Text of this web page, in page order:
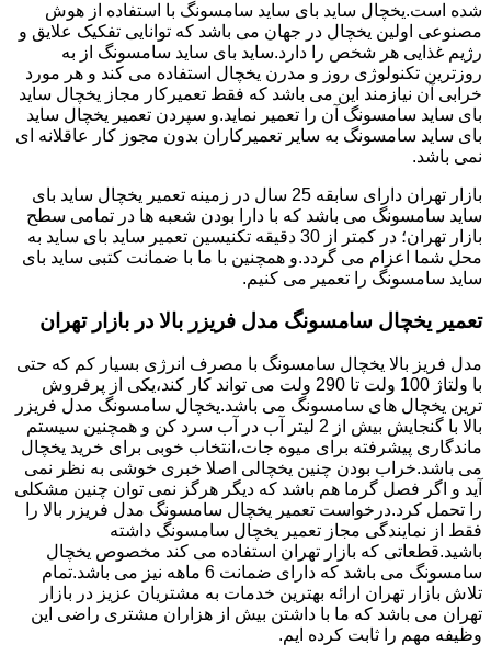
شده است.یخچال ساید بای ساید سامسونگ با استفاده از هوش
مصنوعی اولین یخچال در جهان می باشد که توانایی تفکیک علایق و
رژیم غذایی هر شخص را دارد.ساید بای ساید سامسونگ از به
روزترین تکنولوژی روز و مدرن یخچال استفاده می کند و هر مورد
خرابی آن نیازمند این می باشد که فقط تعمیرکار مجاز یخچال ساید
بای ساید سامسونگ آن را تعمیر نماید.و سپردن تعمیر یخچال ساید
بای ساید سامسونگ به سایر تعمیرکاران بدون مجوز کار عاقلانه ای
نمی باشد.
بازار تهران دارای سابقه 25 سال در زمینه تعمیر یخچال ساید بای
ساید سامسونگ می باشد که با دارا بودن شعبه ها در تمامی سطح
بازار تهران؛ در کمتر از 30 دقیقه تکنیسین تعمیر ساید بای ساید به
محل شما اعزام می گردد.و همچنین با ما با ضمانت کتبی ساید بای
ساید سامسونگ را تعمیر می کنیم.
تعمیر یخچال سامسونگ مدل فریزر بالا در بازار تهران
مدل فریز بالا یخچال سامسونگ با مصرف انرژی بسیار کم که حتی
با ولتاژ 100 ولت تا 290 ولت می تواند کار کند،یکی از پرفروش
ترین یخچال های سامسونگ می باشد.یخچال سامسونگ مدل فریزر
بالا با گنجایش بیش از 2 لیتر آب در آب سرد کن و همچنین سیستم
ماندگاری پیشرفته برای میوه جات،انتخاب خوبی برای خرید یخچال
می باشد.خراب بودن چنین یخچالی اصلا خبری خوشی به نظر نمی
آید و اگر فصل گرما هم باشد که دیگر هرگز نمی توان چنین مشکلی
را تحمل کرد.درخواست تعمیر یخچال سامسونگ مدل فریزر بالا را
فقط از نمایندگی مجاز تعمیر یخچال سامسونگ داشته
باشید.قطعاتی که بازار تهران استفاده می کند مخصوص یخچال
سامسونگ می باشد که دارای ضمانت 6 ماهه نیز می باشد.تمام
تلاش بازار تهران ارائه بهترین خدمات به مشتریان عزیز در بازار
تهران می باشد که ما با داشتن بیش از هزاران مشتری راضی این
وظیفه مهم را ثابت کرده ایم.